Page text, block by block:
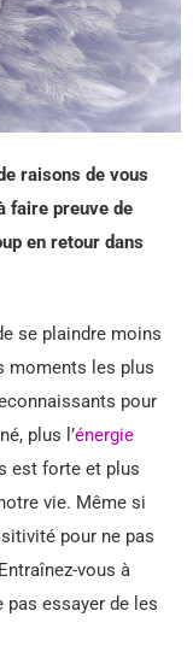
raisons de vous
faire preuve de
en retour dans
se plaindre moins
moments les plus
pour
plus l’énergie
est forte et plus
vie. Même si
pour ne pas
vous à
essayer de les